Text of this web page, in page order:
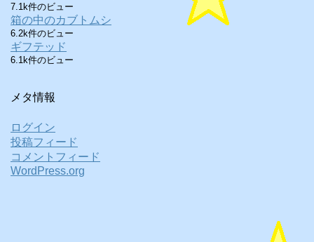
7.1k件のビュー
箱の中のカブトムシ
6.2k件のビュー
ギフテッド
6.1k件のビュー
メタ情報
ログイン
投稿フィード
コメントフィード
WordPress.org